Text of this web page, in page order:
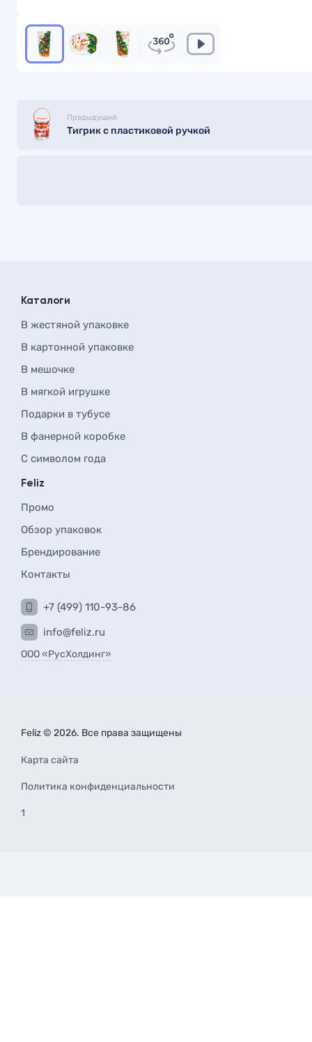
Предыдущий
Тигрик с пластиковой ручкой
Каталоги
В жестяной упаковке
В картонной упаковке
В мешочке
В мягкой игрушке
Подарки в тубусе
В фанерной коробке
С символом года
Feliz
Промо
Обзор упаковок
Брендирование
Контакты
+7 (499) 110-93-86
info@feliz.ru
ООО «РусХолдинг»
Feliz © 2026. Все права защищены
Карта сайта
Политика конфиденциальности